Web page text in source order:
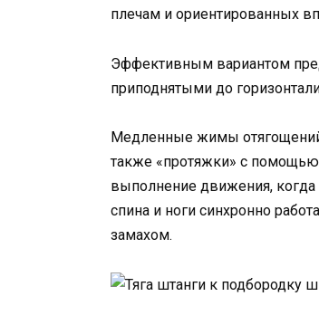
плечам и ориентированных
Эффективным вариантом
приподнятыми до
Медленные жимы отягощений
также «протяжки» с помощью
выполнение движения,
спина и ноги синхронно
замахом.